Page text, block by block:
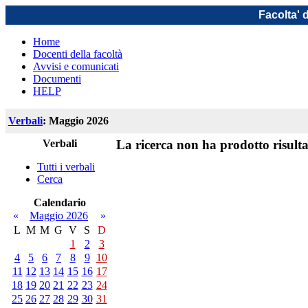
Facolta'
Home
Docenti della facoltà
Avvisi e comunicati
Documenti
HELP
Verbali: Maggio 2026
Verbali
Tutti i verbali
Cerca
Calendario
«
Maggio 2026
»
L M M G V S
D
1
2
3
4
5 6 7 8 9
10
11 12 13 14 15 16 17
18 19 20 21 22 23 24
25 26 27 28 29 30 31
La ricerca non ha prodotto